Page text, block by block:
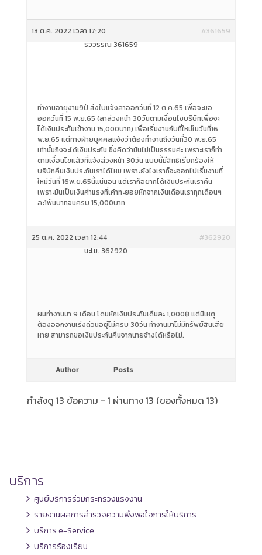
13 ต.ค. 2022 เวลา 17:20
#361659
รวีวรรณ 361659
ทำงานอายุงาน9ปี ส่งใบแจ้งลาออกวันที่ 12 ต.ค.65 เพื่อจะขอ
ออกวันที่ 15 พ.ย.65 (ลาล่วงหน้า 30วันตามเงื่อนไขบริษัทเพื่อจะ
ได้เงินประกันเข้างาน 15,000บาท) เพื่อเริ่มงานกับที่ใหม่ในวันที่16
พ.ย.65 แต่ทางฝ่ายบุคคลแจ้งว่าต้องทำงานถึงวันที่30 พ.ย.65
เท่านั้นถึงจะได้เงินประกัน ซึ่งคิดว่ามันไม่เป็นธรรมค่ะ เพราะเราก็ทำ
ตามเงื่อนไขแล้วที่แจ้งล่วงหน้า 30วัน แบบนี้มีสิทธิเรียกร้องให้
บริษัทคืนเงินประกันเราได้ไหม เพราะยังไงเราก็จะออกไปเริ่มงานที่
ใหม่วันที่ 16พ.ย.65นี้แน่นอน แต่เราก็อยากได้เงินประกันเราคืน
เพราะมันเป็นเงินค่าแรงที่เค้าทะยอยหักจากเงินเดือนเราทุกเดือนๆ
ละ1พันบาทจนครบ 15,000บาท
25 ต.ค. 2022 เวลา 12:44
#362920
นะโม. 362920
ผมทำงานมา 9 เดือน โดนหักเงินประกันเดืนละ 1,000฿ แต่มีเหตุ
ต้องออกงานเร่งด่วนอยู่ไม่ครบ 30วัน ทำงานมาไม่มีทรัพย์สินเสีย
หาย สามารถขอเงินประกันคืนจากนายจ้างได้หรือไม่.
Author Posts
กำลังดู 13 ข้อความ - 1 ผ่านทาง 13 (ของทั้งหมด 13)
บริการ
ศูนย์บริการร่วมกระทรวงแรงงาน
รายงานผลการสำรวจความพึงพอใจการให้บริการ
บริการ e-Service
บริการร้องเรียน